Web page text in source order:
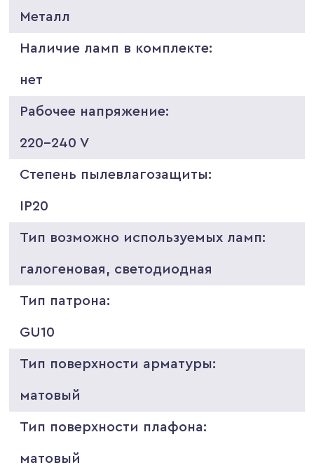
Металл
Наличие ламп в комплекте:
нет
Рабочее напряжение:
220-240 V
Степень пылевлагозащиты:
IP20
Тип возможно используемых ламп:
галогеновая, светодиодная
Тип патрона:
GU10
Тип поверхности арматуры:
матовый
Тип поверхности плафона:
матовый